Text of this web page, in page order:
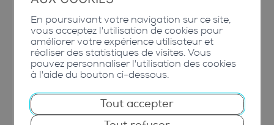
évacuer
Règlement sur la gestion des
déchets
Règlement sur la lutte par
En poursuivant votre navigation sur ce site,
vous acceptez l'utilisation de cookies pour
améliorer votre expérience utilisateur et
réaliser des statistiques de visites. Vous
pouvez personnaliser l'utilisation des cookies
à l'aide du bouton ci-dessous.
Tout accepter